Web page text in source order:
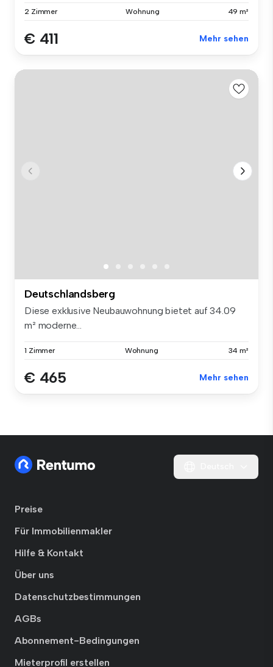
2 Zimmer Wohnung 49 m²
€ 411 Mehr sehen
Deutschlandsberg
Diese exklusive Neubauwohnung bietet auf 34.09
m² moderne...
1 Zimmer Wohnung 34 m²
€ 465 Mehr sehen
Preise
Für Immobilienmakler
Hilfe & Kontakt
Über uns
Datenschutzbestimmungen
AGBs
Abonnement-Bedingungen
Mieterprofil erstellen